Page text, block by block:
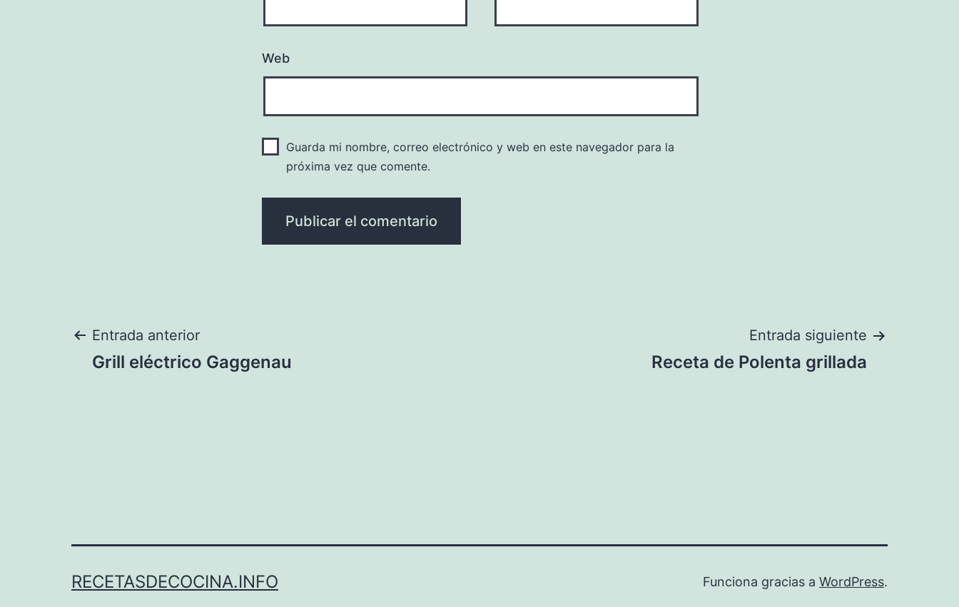
Web
Guarda mi nombre, correo electrónico y web en este navegador para la
próxima vez que comente.
Navegación
Entrada anterior
Grill eléctrico Gaggenau
Entrada siguiente
Receta de Polenta grillada
RECETASDECOCINA.INFO Funciona gracias a WordPress.